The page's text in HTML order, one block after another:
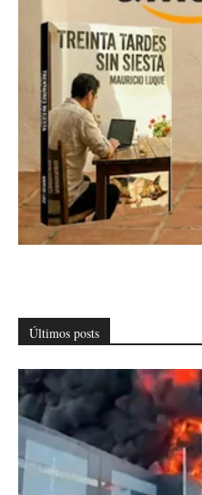
Últimos posts